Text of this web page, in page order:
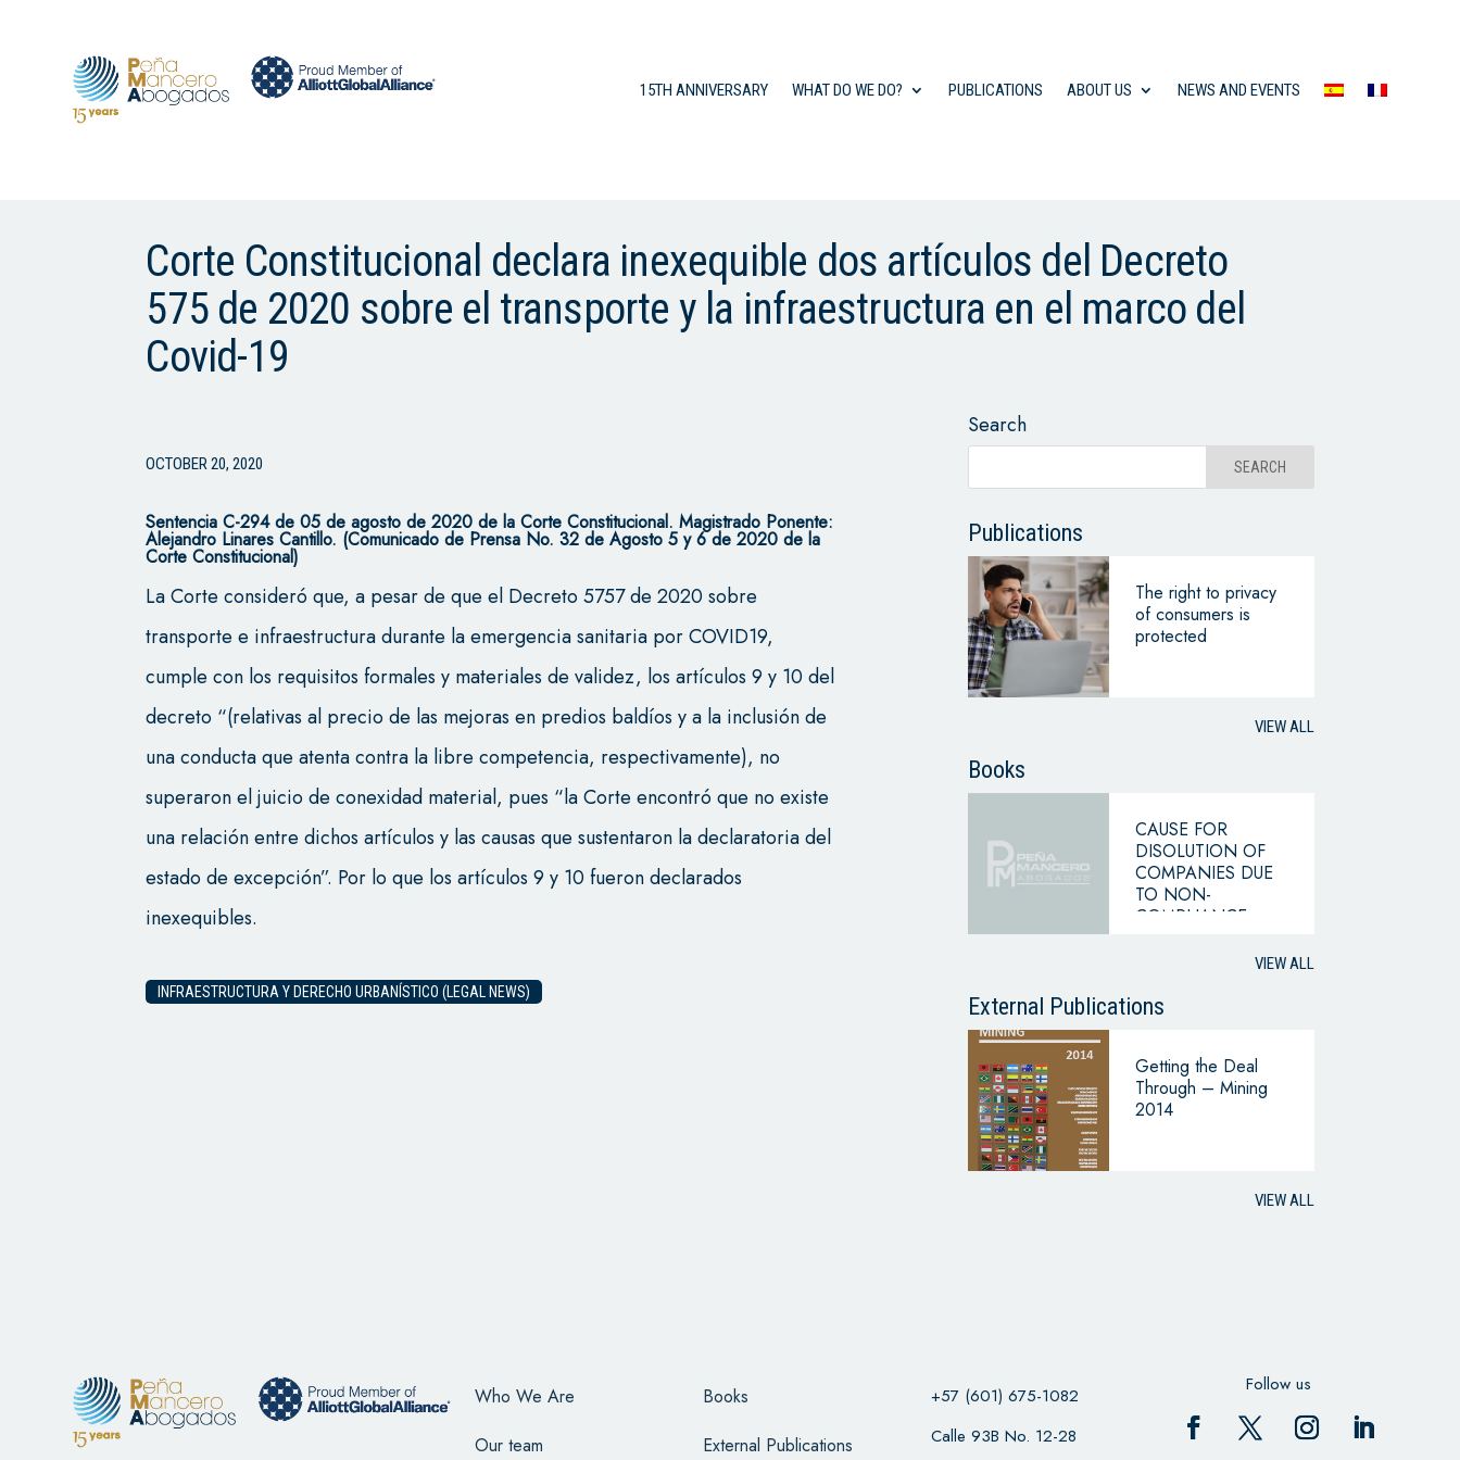
15TH ANNIVERSARY WHAT DO WE DO? PUBLICATIONS ABOUT US NEWS AND EVENTS
Corte Constitucional declara inexequible dos artículos del Decreto
575 de 2020 sobre el transporte y la infraestructura en el marco del
Covid-19
OCTOBER 20, 2020
Sentencia C-294 de 05 de agosto de 2020 de la Corte Constitucional. Magistrado Ponente:
Alejandro Linares Cantillo. (Comunicado de Prensa No. 32 de Agosto 5 y 6 de 2020 de la
Corte Constitucional)
La Corte consideró que, a pesar de que el Decreto 5757 de 2020 sobre
transporte e infraestructura durante la emergencia sanitaria por COVID19,
cumple con los requisitos formales y materiales de validez, los artículos 9 y 10 del
decreto “(relativas al precio de las mejoras en predios baldíos y a la inclusión de
una conducta que atenta contra la libre competencia, respectivamente), no
superaron el juicio de conexidad material, pues “la Corte encontró que no existe
una relación entre dichos artículos y las causas que sustentaron la declaratoria del
estado de excepción”. Por lo que los artículos 9 y 10 fueron declarados
inexequibles.
INFRAESTRUCTURA Y DERECHO URBANÍSTICO (LEGAL NEWS)
Search
Publications
The right to privacy
of consumers is
protected
VIEW ALL
Books
CAUSE FOR
DISOLUTION OF
COMPANIES DUE
TO NON-
COMPLIANCE
HYPOTHESIS OF
BUSINESS
VIEW ALL
External Publications
Getting the Deal
Through – Mining
2014
VIEW ALL
Who We Are
Our team
Books
External Publications
+57 (601) 675-1082
Calle 93B No. 12-28
Follow us